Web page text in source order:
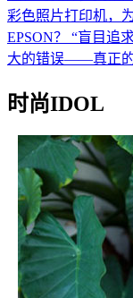
彩色照片打印机，
EPSON？ “盲目追
大的错误——真正
时尚IDOL